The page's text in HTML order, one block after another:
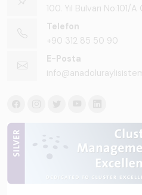
100. Yıl Bulvarı No:101/
Telefon
+90 312 85 50 90
E-Posta